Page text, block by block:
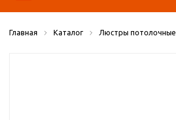
Люстры и подвесы
Главная Каталог Люстры потолочные